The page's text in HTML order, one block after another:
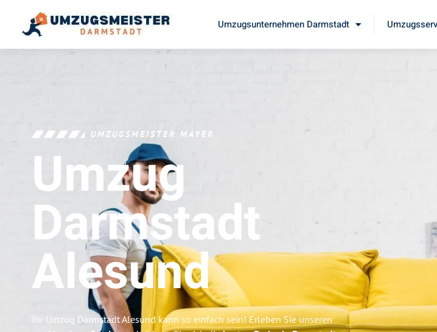
Umzugsunternehmen Darmstadt
UMZUGSMEISTER MAYER
Umzug
Darmstadt
Alesund
Ihr Umzug Darmstadt Alesund kann so einfach sein! Erleben Sie unseren